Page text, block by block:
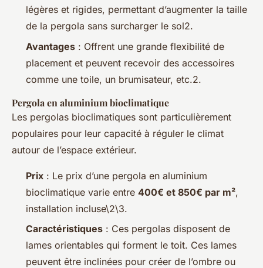
légères et rigides, permettant d’augmenter la taille
de la pergola sans surcharger le sol2.
Avantages : Offrent une grande flexibilité de
placement et peuvent recevoir des accessoires
comme une toile, un brumisateur, etc.2.
Pergola en aluminium bioclimatique
Les pergolas bioclimatiques sont particulièrement
populaires pour leur capacité à réguler le climat
autour de l’espace extérieur.
Prix : Le prix d’une pergola en aluminium
bioclimatique varie entre 400€ et 850€ par m²,
installation incluse\2\3.
Caractéristiques : Ces pergolas disposent de
lames orientables qui forment le toit. Ces lames
peuvent être inclinées pour créer de l’ombre ou